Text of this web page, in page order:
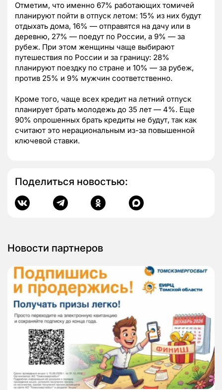
Отметим, что именно 67% работающих томичей
планируют пойти в отпуск летом: 15% из них будут
отдыхать дома, 16% — отправятся на дачу или в
деревню, 27% — поедут по России, а 9% — за
рубеж. При этом женщины чаще выбирают
путешествия по России и за границу: 28%
планируют поездку по стране и 10% — за рубеж,
против 25% и 9% мужчин соответственно.
Кроме того, чаще всех кредит на летний отпуск
планирует брать молодежь до 35 лет — 4%. Еще
90% опрошенных брать кредиты не будут, так как
считают это нерациональным из-за повышенной
ключевой ставки.
Поделиться новостью:
Новости партнеров